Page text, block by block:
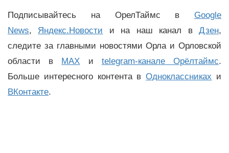
Подписывайтесь на ОрелТаймс в Google
News, Яндекс.Новости и на наш канал вДзен,
следите за главными новостями Орла и Орловской
области в MAX и telegram-канале Орёлтаймс.
Больше интересного контента вОдноклассниках и
ВКонтакте.